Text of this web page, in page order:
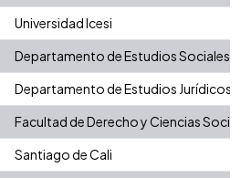
Universidad Icesi
Departamento de Estudios Sociales
Departamento de Estudios Jurídicos
Facultad de Derecho y Ciencias
Santiago de Cali